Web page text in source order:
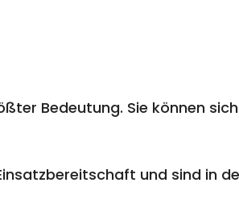
Bedeutung. Sie können
und sind in